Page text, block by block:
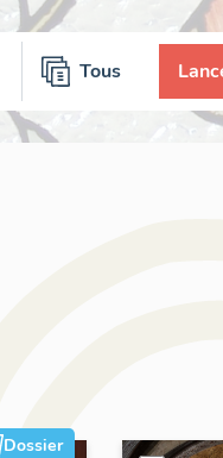
Tous
Dossier